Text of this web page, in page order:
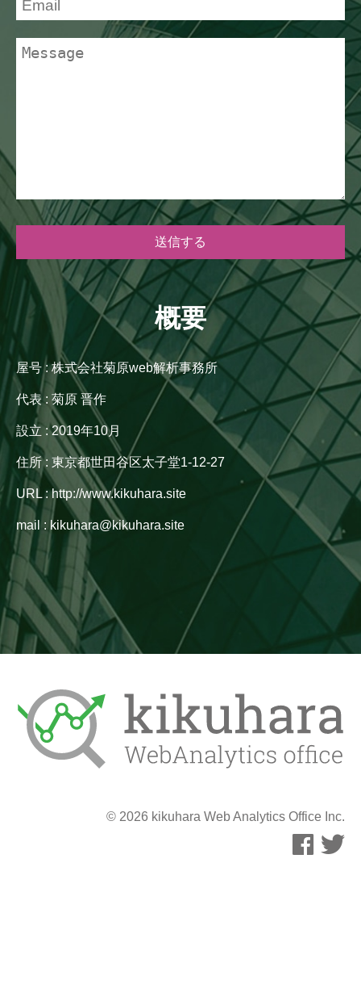
概要
屋号 : 株式会社菊原web解析事務所
代表 : 菊原 晋作
設立 : 2019年10月
住所 : 東京都世田谷区太子堂1-12-27
URL : http://www.kikuhara.site
mail : kikuhara@kikuhara.site
© 2026 kikuhara Web Analytics Office Inc.